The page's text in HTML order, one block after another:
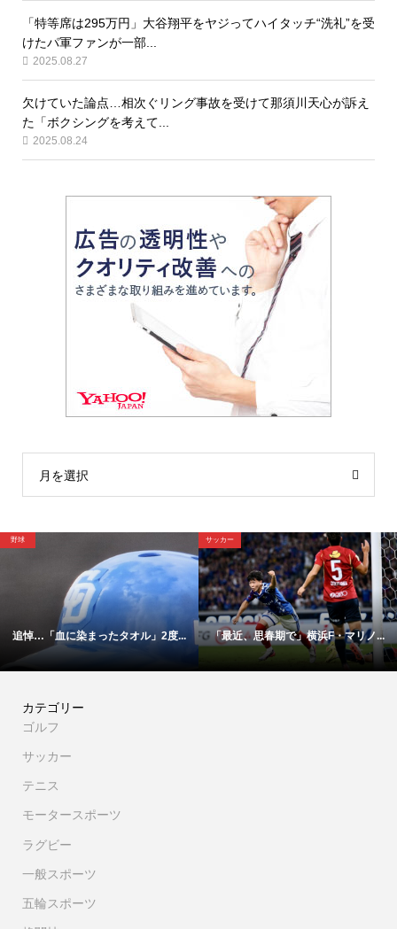
「特等席は295万円」大谷翔平をヤジってハイタッチ“洗礼”を受
けたパ軍ファンが一部...
2025.08.27
欠けていた論点…相次ぐリング事故を受けて那須川天心が訴え
た「ボクシングを考えて...
2025.08.24
月を選択
野球
追悼…「血に染まったタオル」2度...
サッカー
「最近、思春期で」横浜F・マリノ...
カテゴリー
ゴルフ
サッカー
テニス
モータースポーツ
ラグビー
一般スポーツ
五輪スポーツ